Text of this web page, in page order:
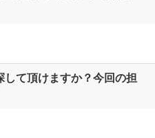
して頂けますか？今回の担